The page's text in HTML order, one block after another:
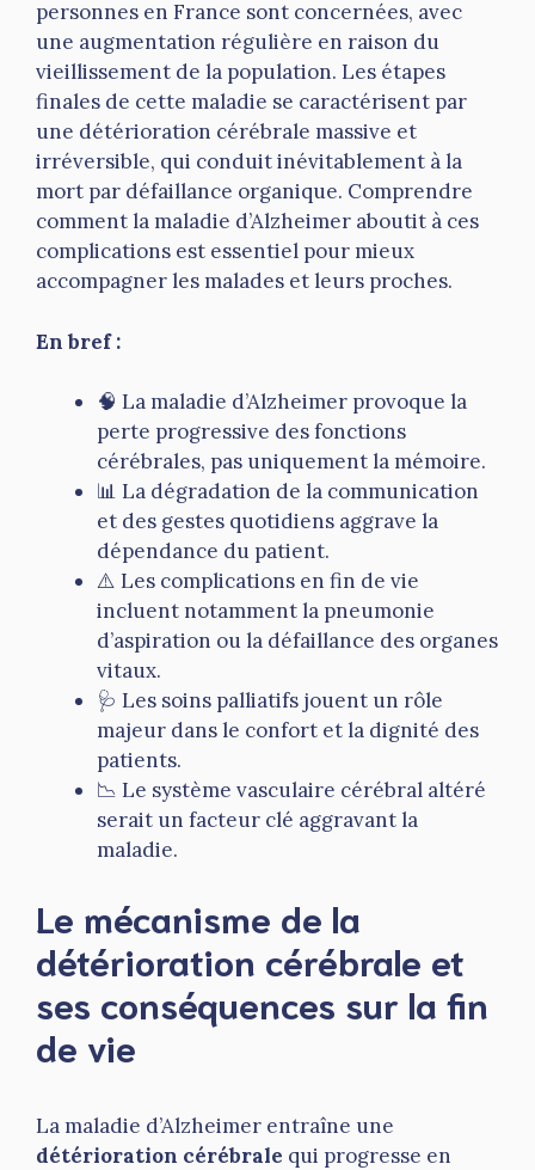
personnes en France sont concernées, avec
une augmentation régulière en raison du
vieillissement de la population. Les étapes
finales de cette maladie se caractérisent par
une détérioration cérébrale massive et
irréversible, qui conduit inévitablement à la
mort par défaillance organique. Comprendre
comment la maladie d’Alzheimer aboutit à ces
complications est essentiel pour mieux
accompagner les malades et leurs proches.
En bref :
🧠 La maladie d’Alzheimer provoque la
perte progressive des fonctions
cérébrales, pas uniquement la mémoire.
📊 La dégradation de la communication
et des gestes quotidiens aggrave la
dépendance du patient.
⚠️ Les complications en fin de vie
incluent notamment la pneumonie
d’aspiration ou la défaillance des organes
vitaux.
🩺 Les soins palliatifs jouent un rôle
majeur dans le confort et la dignité des
patients.
📉 Le système vasculaire cérébral altéré
serait un facteur clé aggravant la
maladie.
Le mécanisme de la
détérioration cérébrale et
ses conséquences sur la fin
de vie
La maladie d’Alzheimer entraîne une
détérioration cérébrale qui progresse en